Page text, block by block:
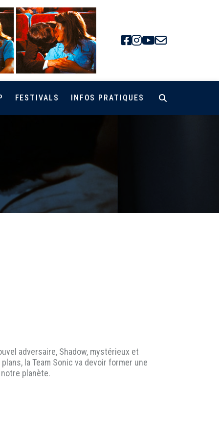
Facebook
Instagram
Youtube
FESTIVALS INFOS PRATIQUES
adversaire, Shadow, mystérieux et
la Team Sonic va devoir former une
planète.